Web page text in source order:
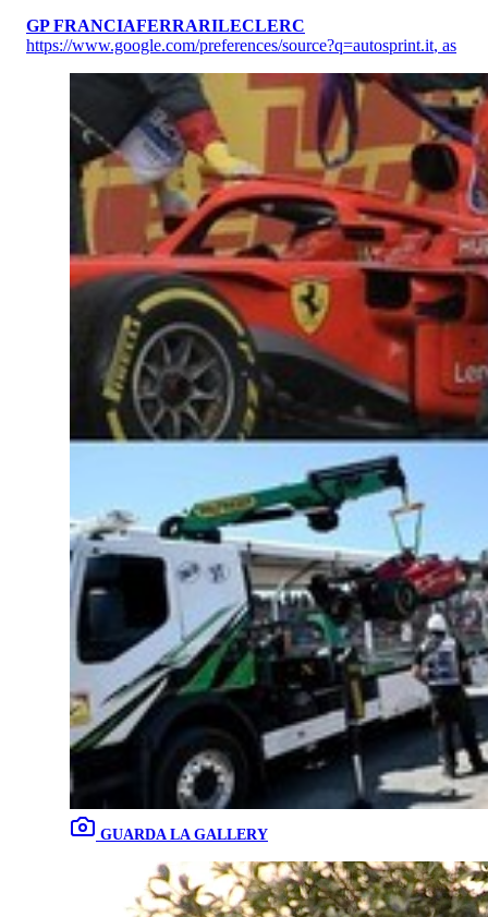
GP FRANCIAFERRARILECLERC
https://www.google.com/preferences/source?q=autosprint.it, as
GUARDA LA GALLERY